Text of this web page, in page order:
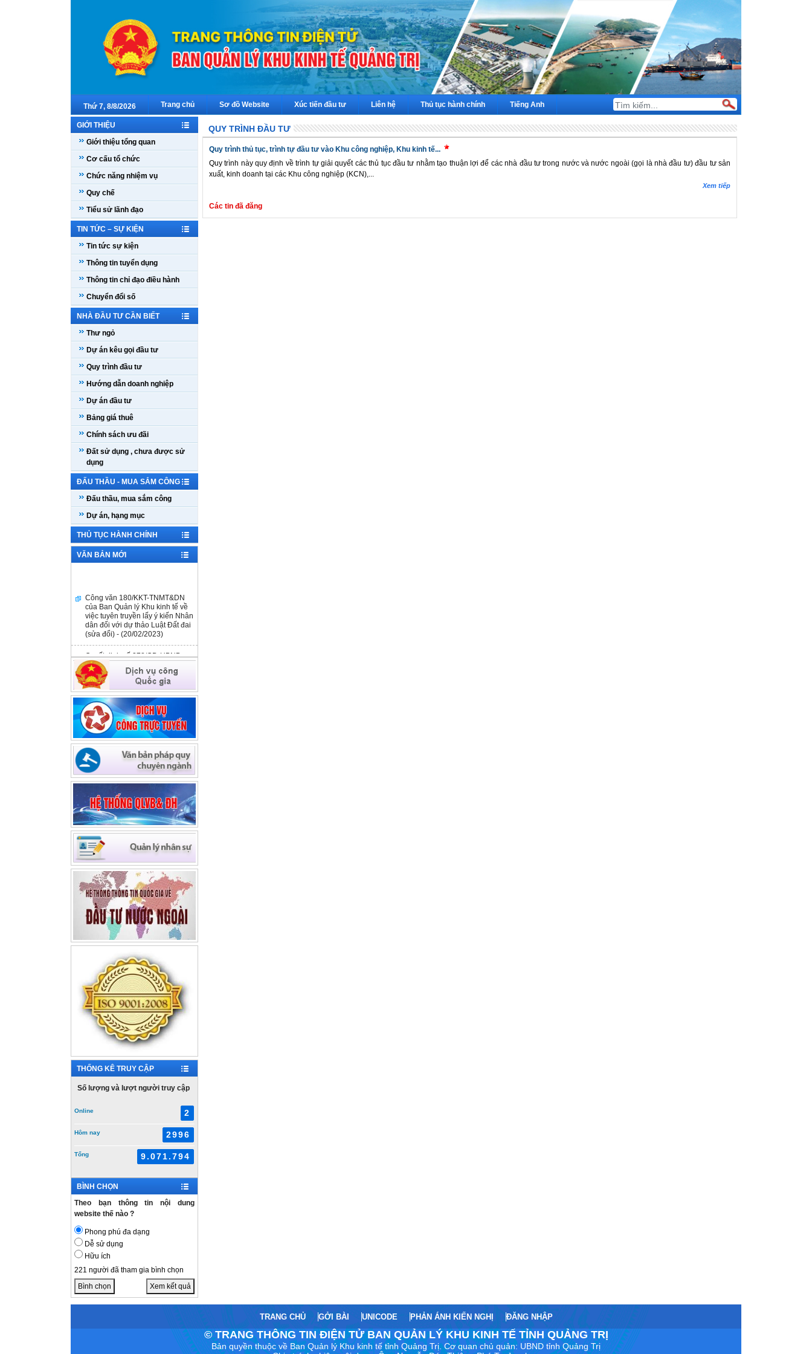
Thứ 7, 8/8/2026 Trang chủ Sơ đồ Website Xúc tiến đầu tư Liên hệ Thủ tục hành chính Tiếng Anh
GIỚI THIỆU
Giới thiệu tổng quan
Cơ cấu tổ chức
Chức năng nhiệm vụ
Quy chế
Tiểu sử lãnh đạo
TIN TỨC – SỰ KIỆN
Tin tức sự kiện
Thông tin tuyển dụng
Thông tin chỉ đạo điều hành
Chuyển đổi số
NHÀ ĐẦU TƯ CẦN BIẾT
Thư ngỏ
Dự án kêu gọi đầu tư
Quy trình đầu tư
Hướng dẫn doanh nghiệp
Dự án đầu tư
Bảng giá thuê
Chính sách ưu đãi
Đất sử dụng , chưa được sử
dụng
ĐẤU THẦU - MUA SẮM CÔNG
Đấu thầu, mua sắm công
Dự án, hạng mục
THỦ TỤC HÀNH CHÍNH
VĂN BẢN MỚI
của Ban Quản lý Khu kinh tế về
việc tuyên truyền lấy ý kiến Nhân
dân đối với dự thảo Luật Đất đai
(sửa đổi) - (20/02/2023)
Quyết định số 278/QĐ-UBND
ngày 14/02/2023 - (14/02/2023)
Công văn số 98/KKT-TNMT&DN
ngày 03/02/2023 - (03/02/2023)
Quyết định số 3451/QĐ-UBND
ngày 09/12/2022 - (09/12/2022)
Công văn số 180/QDNNVV-NVCV
ngày 27/9/2022 V/v thông tin hỗ
trợ tài chính đối với DNNVV của
Quỹ Phát triển DNNVV -
(27/09/2022)
THỐNG KÊ TRUY CẬP
Số lượng và lượt người truy cập
Online 2
Hôm nay 2996
Tổng 9.071.794
BÌNH CHỌN
Theo bạn thông tin nội dung
website thế nào ?
Phong phú đa dạng
Dễ sử dụng
Hữu ích
221 người đã tham gia bình chọn
Bình chọn
Xem kết quả
QUY TRÌNH ĐẦU TƯ
Quy trình thủ tục, trình tự đầu tư vào Khu công nghiệp, Khu kinh tế...
Quy trình này quy định về trình tự giải quyết các thủ tục đầu tư nhằm tạo thuận lợi để các nhà đầu tư trong nước và nước ngoài (gọi là nhà đầu tư) đầu tư sản
xuất, kinh doanh tại các Khu công nghiệp (KCN),...
Xem tiếp
Các tin đã đăng
TRANG CHỦ GỞI BÀI UNICODE PHẢN ÁNH KIẾN NGHỊ ĐĂNG NHẬP
© TRANG THÔNG TIN ĐIỆN TỬ BAN QUẢN LÝ KHU KINH TẾ TỈNH QUẢNG TRỊ
Bản quyền thuộc về Ban Quản lý Khu kinh tế tỉnh Quảng Trị. Cơ quan chủ quản: UBND tỉnh Quảng Trị